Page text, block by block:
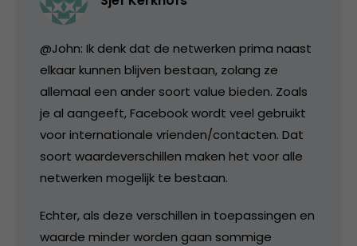
@John: Ik denk dat de netwerken prima naast
elkaar kunnen blijven bestaan, zolang ze
allemaal een ander soort value bieden. Zoals
je al aangeeft, Facebook wordt veel gebruikt
voor internationale vrienden/contacten. Dat
soort waardeverschillen maken het voor alle
netwerken mogelijk te bestaan.
Echter, als deze verschillen in toepassingen en
waarde minder worden gaan sommige